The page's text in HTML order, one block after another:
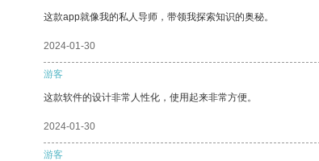
这款app就像我的私人导师，带领我探索知识的奥秘。
2024-01-30
游客
这款软件的设计非常人性化，使用起来非常方便。
2024-01-30
游客